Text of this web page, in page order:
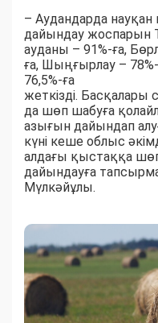
– Аудандарда
дайындау жоспарын
ауданы – 91%-ға,
ға, Шыңғырлау –
76,5%-ға
жеткізді. Басқалары
да шөп шабуға
азығын дайындап
күні кеше облыс
алдағы қыстаққа
дайындауға
Мүлкәйұлы.